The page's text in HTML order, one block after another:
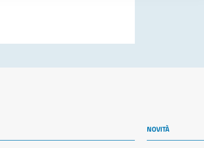
NOVITÀ